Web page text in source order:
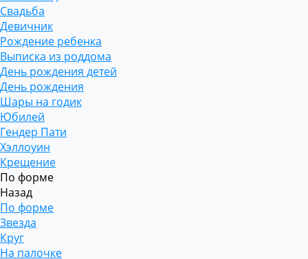
Свадьба
Девичник
Рождение ребенка
Выписка из роддома
День рождения детей
День рождения
Шары на годик
Юбилей
Гендер Пати
Хэллоуин
Крещение
По форме
Назад
По форме
Звезда
Круг
На палочке